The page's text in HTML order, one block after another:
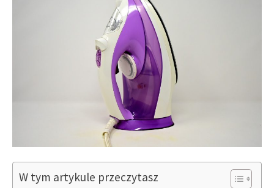
W tym artykule przeczytasz